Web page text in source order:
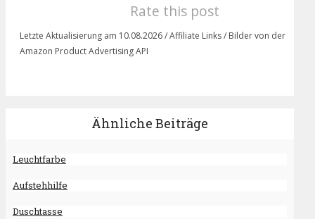
Rate this post
Letzte Aktualisierung am 10.08.2026 / Affiliate Links / Bilder von der
Amazon Product Advertising API
Ähnliche Beiträge
Leuchtfarbe
Aufstehhilfe
Duschtasse